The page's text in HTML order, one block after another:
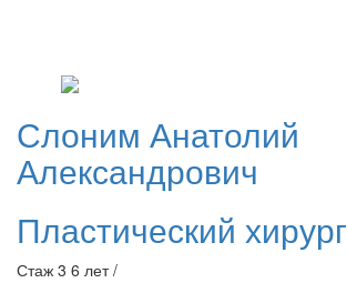
Слоним Анатолий
Александрович
Пластический хирург
Стаж 3 6 лет /